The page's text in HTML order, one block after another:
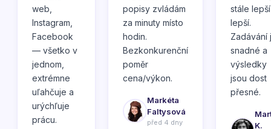
web,
Instagram,
Facebook
— všetko v
jednom,
extrémne
uľahčuje a
urýchľuje
prácu.
popisy zvládám
za minuty místo
hodin.
Bezkonkurenční
poměr
cena/výkon.
Markéta
Faltysová
před 4 dny
stále
lepší.
Zadávání
snadné a
výsledky
jsou dost
přesné.
K.